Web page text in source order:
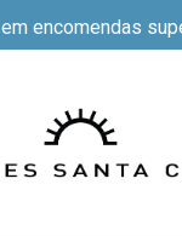
em encomendas